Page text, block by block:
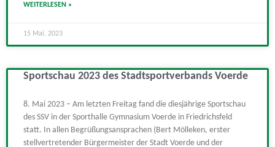
WEITERLESEN »
15 Mai, 2023
Sportschau 2023 des Stadtsportverbands Voerde
8. Mai 2023 – Am letzten Freitag fand die diesjährige Sportschau
des SSV in der Sporthalle Gymnasium Voerde in Friedrichsfeld
statt. In allen Begrüßungsansprachen (Bert Mölleken, erster
stellvertretender Bürgermeister der Stadt Voerde und der